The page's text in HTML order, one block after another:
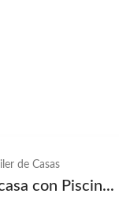
de Casas
con Piscin...